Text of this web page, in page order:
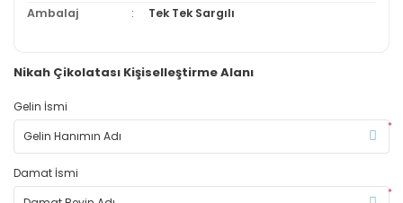
Ambalaj
Tek Tek Sargılı
Nikah Çikolatası Kişiselleştirme Alanı
Gelin İsmi
*
Damat İsmi
*